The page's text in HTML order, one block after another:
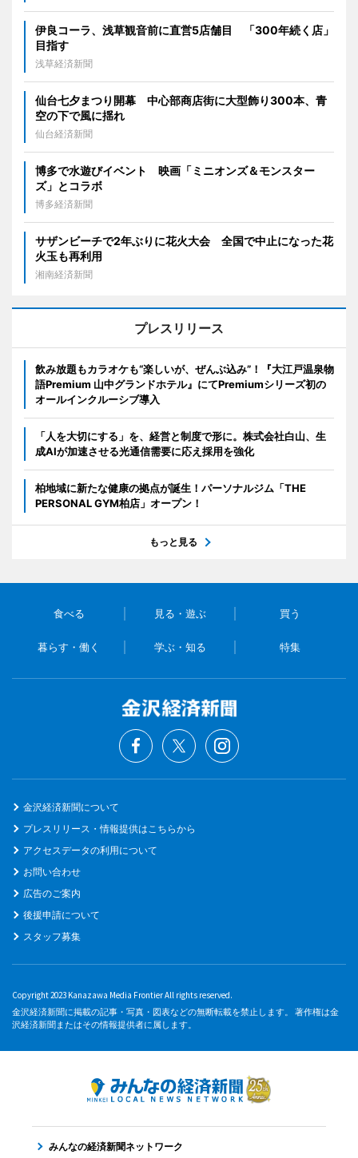
伊良コーラ、浅草観音前に直営5店舗目 「300年続く店」
目指す
浅草経済新聞
仙台七夕まつり開幕 中心部商店街に大型飾り300本、青
空の下で風に揺れ
仙台経済新聞
博多で水遊びイベント 映画「ミニオンズ＆モンスター
ズ」とコラボ
博多経済新聞
サザンビーチで2年ぶりに花火大会 全国で中止になった花
火玉も再利用
湘南経済新聞
プレスリリース
飲み放題もカラオケも“楽しいが、ぜんぶ込み”！『大江戸温泉物
語Premium 山中グランドホテル』にてPremiumシリーズ初の
オールインクルーシブ導入
「人を大切にする」を、経営と制度で形に。株式会社白山、生
成AIが加速させる光通信需要に応え採用を強化
柏地域に新たな健康の拠点が誕生！パーソナルジム「THE
PERSONAL GYM柏店」オープン！
もっと見る
食べる 見る・遊ぶ 買う
暮らす・働く 学ぶ・知る 特集
金沢経済新聞について
プレスリリース・情報提供はこちらから
アクセスデータの利用について
お問い合わせ
広告のご案内
後援申請について
スタッフ募集
Copyright 2023 Kanazawa Media Frontier All rights reserved.
金沢経済新聞に掲載の記事・写真・図表などの無断転載を禁止します。 著作権は金
沢経済新聞またはその情報提供者に属します。
みんなの経済新聞ネットワーク